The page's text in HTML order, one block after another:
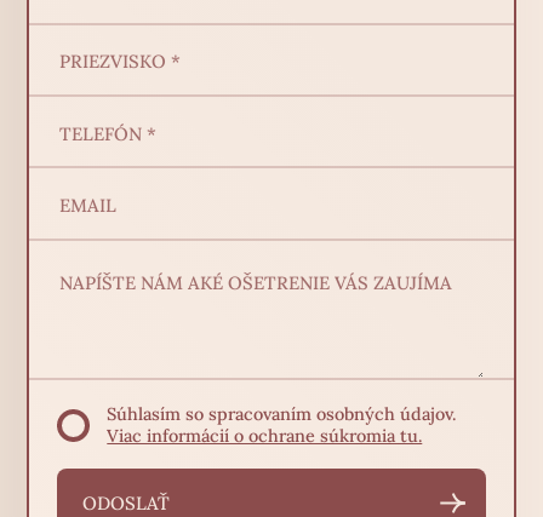
Súhlasím so spracovaním osobných údajov.
Viac informácií o ochrane súkromia tu.